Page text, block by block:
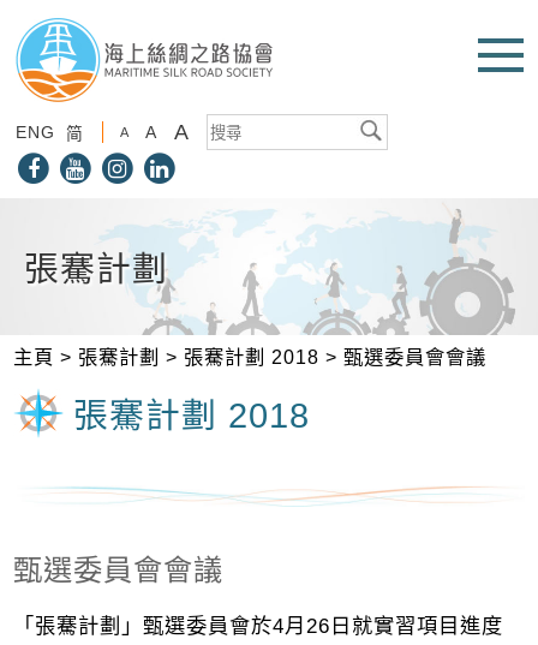
ENG 简 A A A
張騫計劃
主頁 > 張騫計劃 > 張騫計劃 2018 >甄選委員會會議
張騫計劃 2018
甄選委員會會議
「張騫計劃」甄選委員會於4月26日就實習項目進度